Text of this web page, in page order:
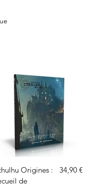
Aperçu rapide
Origines :
de
Prix
34,90 €